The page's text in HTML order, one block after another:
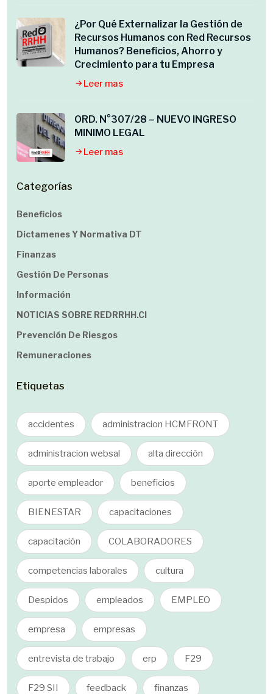
¿Por Qué Externalizar la Gestión de
Recursos Humanos con Red Recursos
Humanos? Beneficios, Ahorro y
Crecimiento para tu Empresa
Leer mas
ORD. N°307/28 – NUEVO INGRESO
MINIMO LEGAL
Leer mas
Categorías
Beneficios
Dictamenes Y Normativa DT
Finanzas
Gestión De Personas
Información
NOTICIAS SOBRE REDRRHH.cl
Prevención De Riesgos
Remuneraciones
Etiquetas
accidentes administracion HCMFRONT
administracion websal alta dirección
aporte empleador beneficios
BIENESTAR capacitaciones
capacitación COLABORADORES
competencias laborales cultura
Despidos empleados EMPLEO
empresa empresas
entrevista de trabajo erp F29
F29 SII feedback finanzas